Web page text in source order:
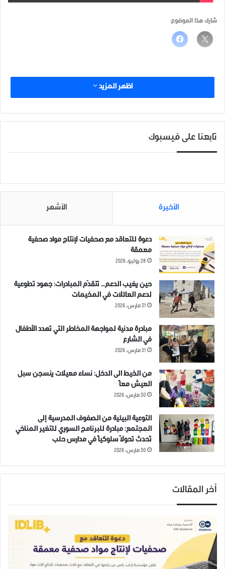
شارك هذا الموضوع:
اظهر المزيد
تابعنا على فيسبوك
الأخيرة الأشهر
دعوة للتعاقد مع صحفيات لإنتاج مواد صحفية
معمقة
28 يوليو، 2026
حين يغيب الدعم… تتقدّم المبادرات: جهود تطوعية
لدعم العائلات في المخيمات
31 مارس، 2026
مبادرة مدنية لمواجهة المخاطر التي تهدد الأطفال
في الشارع
31 مارس، 2026
من الخيط الى الدخل: نساء معيلات ينسجن سبل
العيش معاً
30 مارس، 2026
التوعية البيئية من الصفوف المدرسية إلى
المجتمع: مبادرة للبرنامج السوري للتغير المناخي
تُحدث تحولاً سلوكياً في مدارس حلب
30 مارس، 2026
أخر المقالات